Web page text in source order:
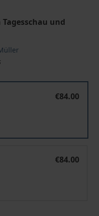
und
€84.00
€84.00